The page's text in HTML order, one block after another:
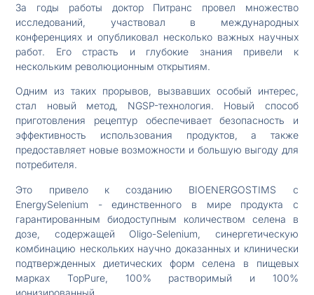
За годы работы доктор Питранс провел множество
исследований, участвовал в международных
конференциях и опубликовал несколько важных научных
работ. Его страсть и глубокие знания привели к
нескольким революционным открытиям.
Одним из таких прорывов, вызвавших особый интерес,
стал новый метод, NGSP-технология. Новый способ
приготовления рецептур обеспечивает безопасность и
эффективность использования продуктов, а также
предоставляет новые возможности и большую выгоду для
потребителя.
Это привело к созданию BIOENERGOSTIMS с
EnergySelenium - единственного в мире продукта с
гарантированным биодоступным количеством селена в
дозе, содержащей Oligo-Selenium, синергетическую
комбинацию нескольких научно доказанных и клинически
подтвержденных диетических форм селена в пищевых
марках TopPure, 100% растворимый и 100%
ионизированный.